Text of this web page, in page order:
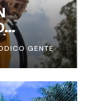
DEJAN
GENTE